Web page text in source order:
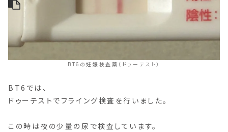
BT6の妊娠検査薬（ドゥーテスト）
BT6では、
ドゥーテストでフライング検査を行いました。
この時は夜の少量の尿で検査しています。